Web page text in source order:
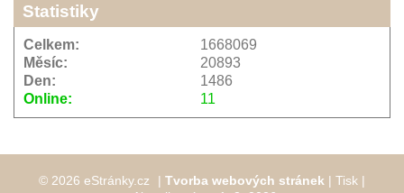
Statistiky
Online: 11
Celkem:
1668069
Měsíc:
20893
Den:
1486
© 2026 eStránky.cz | Tvorba webových stránek | Tisk |